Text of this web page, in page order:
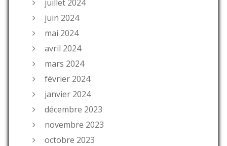
juillet 2024
juin 2024
mai 2024
avril 2024
mars 2024
février 2024
janvier 2024
décembre 2023
novembre 2023
octobre 2023